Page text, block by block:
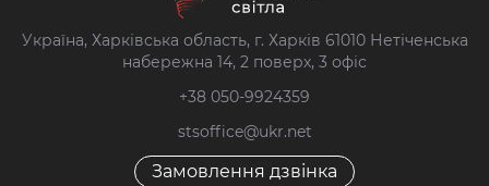
Україна, Харківська область, г. Харків 61010 Нетіченська
набережна 14, 2 поверх, 3 офіс
+38 050-9924359
stsoffice@ukr.net
Замовлення дзвінка